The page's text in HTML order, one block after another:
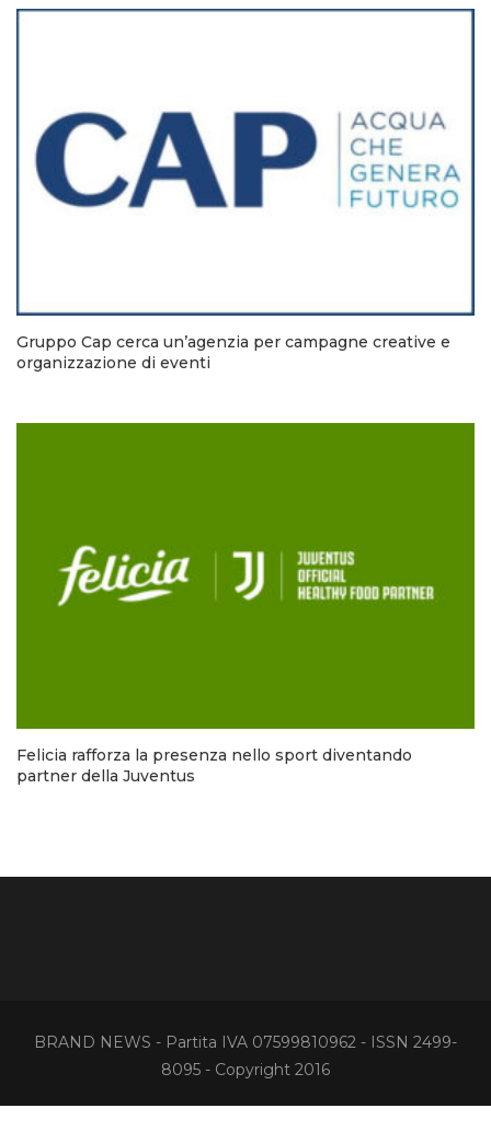
Gruppo Cap cerca un’agenzia per campagne creative e
organizzazione di eventi
Felicia rafforza la presenza nello sport diventando
partner della Juventus
BRAND NEWS - Partita IVA 07599810962 - ISSN 2499-
8095 - Copyright 2016